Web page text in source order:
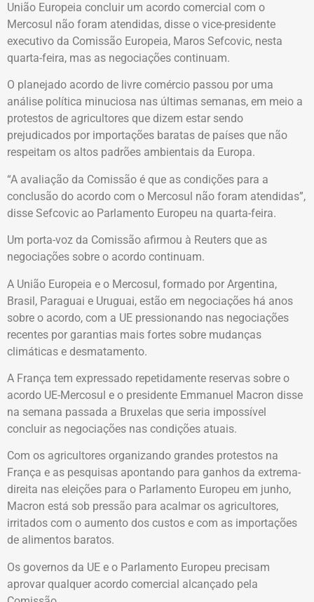
União Europeia concluir um acordo comercial com o
Mercosul não foram atendidas, disse o vice-presidente
executivo da Comissão Europeia, Maros Sefcovic, nesta
quarta-feira, mas as negociações continuam.
O planejado acordo de livre comércio passou por uma
análise política minuciosa nas últimas semanas, em meio a
protestos de agricultores que dizem estar sendo
prejudicados por importações baratas de países que não
respeitam os altos padrões ambientais da Europa.
“A avaliação da Comissão é que as condições para a
conclusão do acordo com o Mercosul não foram atendidas”,
disse Sefcovic ao Parlamento Europeu na quarta-feira.
Um porta-voz da Comissão afirmou à Reuters que as
negociações sobre o acordo continuam.
A União Europeia e o Mercosul, formado por Argentina,
Brasil, Paraguai e Uruguai, estão em negociações há anos
sobre o acordo, com a UE pressionando nas negociações
recentes por garantias mais fortes sobre mudanças
climáticas e desmatamento.
A França tem expressado repetidamente reservas sobre o
acordo UE-Mercosul e o presidente Emmanuel Macron disse
na semana passada a Bruxelas que seria impossível
concluir as negociações nas condições atuais.
Com os agricultores organizando grandes protestos na
França e as pesquisas apontando para ganhos da extrema-
direita nas eleições para o Parlamento Europeu em junho,
Macron está sob pressão para acalmar os agricultores,
irritados com o aumento dos custos e com as importações
de alimentos baratos.
Os governos da UE e o Parlamento Europeu precisam
aprovar qualquer acordo comercial alcançado pela